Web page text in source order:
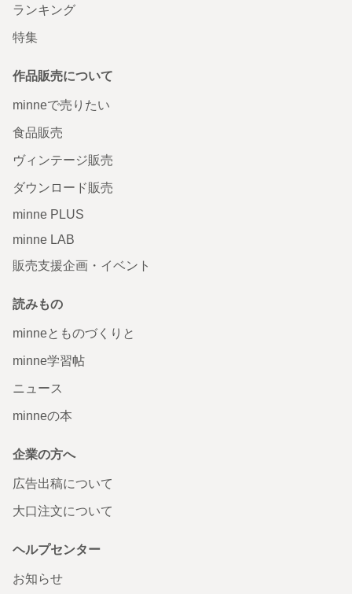
ランキング
特集
作品販売について
minneで売りたい
食品販売
ヴィンテージ販売
ダウンロード販売
minne PLUS
minne LAB
販売支援企画・イベント
読みもの
minneとものづくりと
minne学習帖
ニュース
minneの本
企業の方へ
広告出稿について
大口注文について
ヘルプセンター
お知らせ